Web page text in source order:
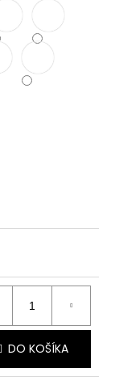
DO KOŠÍKA